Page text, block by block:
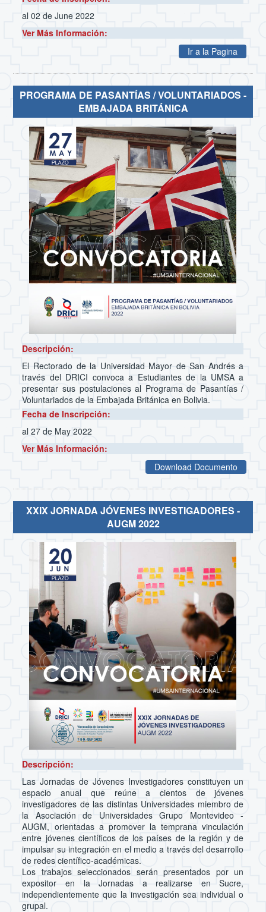
al 02 de June 2022
Ver Más Información:
Ir a la Pagina
PROGRAMA DE PASANTÍAS / VOLUNTARIADOS -
EMBAJADA BRITÁNICA
Descripción:
El Rectorado de la Universidad Mayor de San Andrés a
través del DRICI convoca a Estudiantes de la UMSA a
presentar sus postulaciones al Programa de Pasantías /
Voluntariados de la Embajada Británica en Bolivia.
Fecha de Inscripción:
al 27 de May 2022
Ver Más Información:
Download Documento
XXIX JORNADA JÓVENES INVESTIGADORES -
AUGM 2022
Descripción:
Las Jornadas de Jóvenes Investigadores constituyen un
espacio anual que reúne a cientos de jóvenes
investigadores de las distintas Universidades miembro de
la Asociación de Universidades Grupo Montevideo -
AUGM, orientadas a promover la temprana vinculación
entre jóvenes científicos de los países de la región y de
impulsar su integración en el medio a través del desarrollo
de redes científico-académicas.
Los trabajos seleccionados serán presentados por un
expositor en la Jornadas a realizarse en Sucre,
independientemente que la investigación sea individual o
grupal.